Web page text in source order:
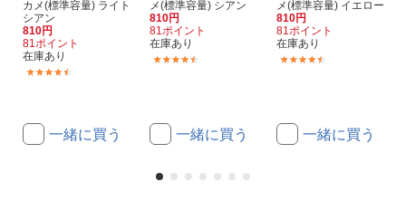
カメ(標準容量) ライト
シアン
810円
81ポイント
在庫あり
一緒に買う
メ(標準容量) シアン
810円
81ポイント
在庫あり
一緒に買う
メ(標準容量) イエロー
810円
81ポイント
在庫あり
一緒に買う